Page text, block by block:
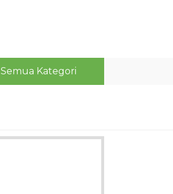
Semua Kategori